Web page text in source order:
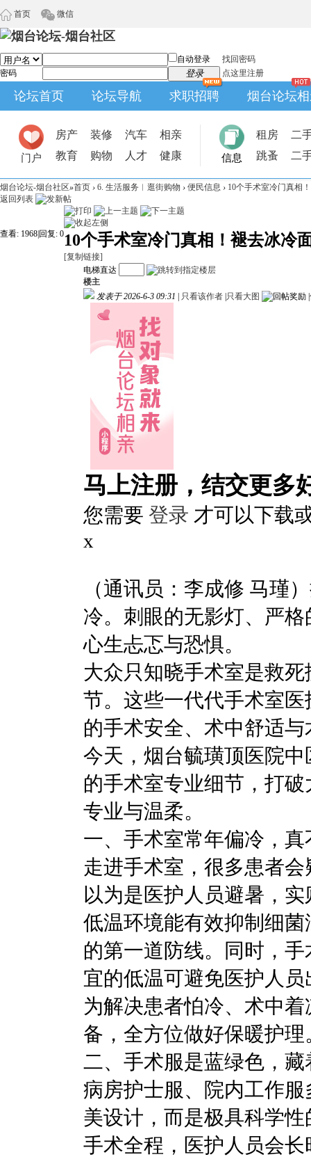
首页 微信
自动登录
找回密码
密码
登录 点这里注册
论坛首页 论坛导航 求职招聘 烟台论坛
门户
房产 装修 汽车
相亲
教育
购物 人才 健康 信息
租房
二
跳蚤
二
烟台论坛-烟台社区»首页 › 6. 生活服务︱逛街购物 › 便民信息 › 10个手术室冷门真相
返回列表
查看: 1968 回复: 010个手术室冷门真相！褪去冰冷
[复制链接]
电梯直达
楼主
发表于 2026-6-3 09:31
只看该作者 只看大图
马上注册，结交更多
您需要 登录 才可以下载
x
（通讯员：李成修 马瑾
冷。刺眼的无影灯、严
心生忐忑与恐惧。
大众只知晓手术室是救
节。这些一代代手术室
的手术安全、术中舒适
今天，烟台毓璜顶医院
的手术室专业细节，打
专业与温柔。
一、手术室常年偏冷，
走进手术室，很多患者
以为是医护人员避暑，
低温环境能有效抑制细
的第一道防线。同时，
宜的低温可避免医护人
为解决患者怕冷、术中
备，全方位做好保暖护
二、手术服是蓝绿色，
病房护士服、院内工作
美设计，而是极具科学
手术全程，医护人员会